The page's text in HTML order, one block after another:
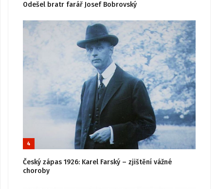
Odešel bratr farář Josef Bobrovský
4
Český zápas 1926: Karel Farský – zjištění vážné
choroby